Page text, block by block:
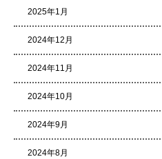
2025年1月
2024年12月
2024年11月
2024年10月
2024年9月
2024年8月